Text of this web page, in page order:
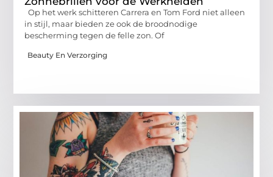
Op het werk schitteren Carrera en Tom Ford niet alleen
in stijl, maar bieden ze ook de broodnodige
bescherming tegen de felle zon. Of
Beauty En Verzorging